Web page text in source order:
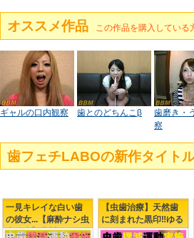
オススメ作品 この作品を購入している
ギャルの口内観察 歯とのどちんこβ
歯磨き・
察
歯フェチLABOの新作タイ
一見キレイな白い歯
の彼女...【麻酔ナシ虫
歯治療】藤川乃風ち
【虫歯治療】天然歯
に刻まれた黒印‼ゆる
ふわましゅまろボデ